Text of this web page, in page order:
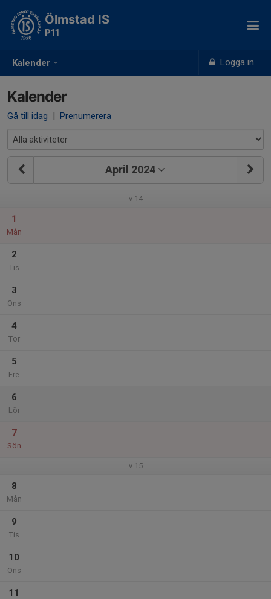
Kalender Logga in
Ölmstad IS
P11
Kalender
Gå till idag | Prenumerera
April 2024
v.14
1
Mån
2
Tis
3
Ons
4
Tor
5
Fre
6
Lör
7
Sön
v.15
8
Mån
9
Tis
10
Ons
11